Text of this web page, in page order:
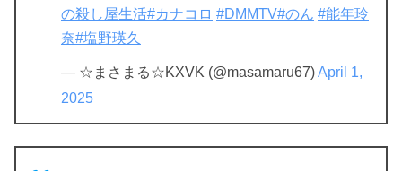
の殺し屋生活#カナコロ #DMMTV#のん #能年玲
奈#塩野瑛久
— ☆まさまる☆KXVK (@masamaru67)April 1,
2025